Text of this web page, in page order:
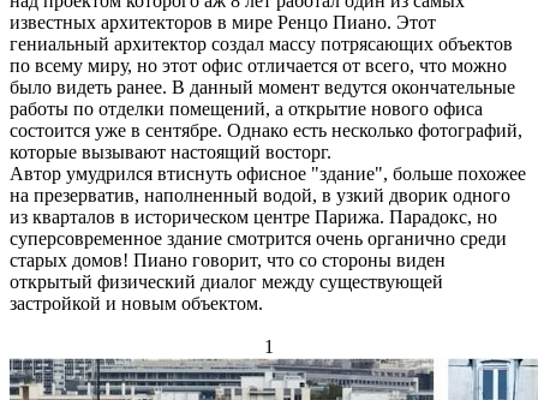
известных архитекторов в мире Ренцо Пиано. Этот
гениальный архитектор создал массу потрясающих объектов
по всему миру, но этот офис отличается от всего, что можно
было видеть ранее. В данный момент ведутся окончательные
работы по отделки помещений, а открытие нового офиса
состоится уже в сентябре. Однако есть несколько фотографий,
которые вызывают настоящий восторг.
Автор умудрился втиснуть офисное "здание", больше похожее
на презерватив, наполненный водой, в узкий дворик одного
из кварталов в историческом центре Парижа. Парадокс, но
суперсовременное здание смотрится очень органично среди
старых домов! Пиано говорит, что со стороны виден
открытый физический диалог между существующей
застройкой и новым объектом.
1